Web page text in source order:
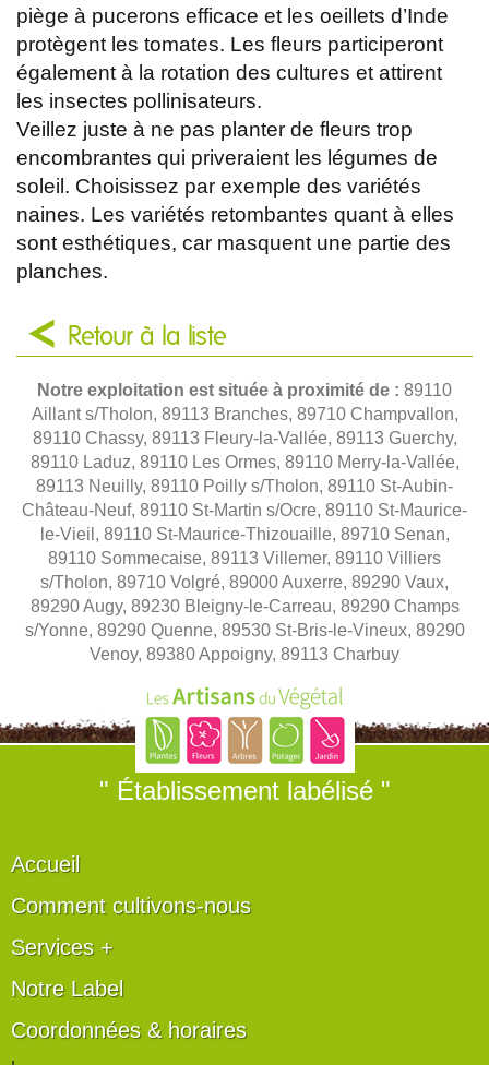
piège à pucerons efficace et les oeillets d’Inde
protègent les tomates. Les fleurs participeront
également à la rotation des cultures et attirent
les insectes pollinisateurs.
Veillez juste à ne pas planter de fleurs trop
encombrantes qui priveraient les légumes de
soleil. Choisissez par exemple des variétés
naines. Les variétés retombantes quant à elles
sont esthétiques, car masquent une partie des
planches.
Retour à la liste
Notre exploitation est située à proximité de : 89110
Aillant s/Tholon, 89113 Branches, 89710 Champvallon,
89110 Chassy, 89113 Fleury-la-Vallée, 89113 Guerchy,
89110 Laduz, 89110 Les Ormes, 89110 Merry-la-Vallée,
89113 Neuilly, 89110 Poilly s/Tholon, 89110 St-Aubin-
Château-Neuf, 89110 St-Martin s/Ocre, 89110 St-Maurice-
le-Vieil, 89110 St-Maurice-Thizouaille, 89710 Senan,
89110 Sommecaise, 89113 Villemer, 89110 Villiers
s/Tholon, 89710 Volgré, 89000 Auxerre, 89290 Vaux,
89290 Augy, 89230 Bleigny-le-Carreau, 89290 Champs
s/Yonne, 89290 Quenne, 89530 St-Bris-le-Vineux, 89290
Venoy, 89380 Appoigny, 89113 Charbuy
" Établissement labélisé "
Accueil
Comment cultivons-nous
Services +
Notre Label
Coordonnées & horaires